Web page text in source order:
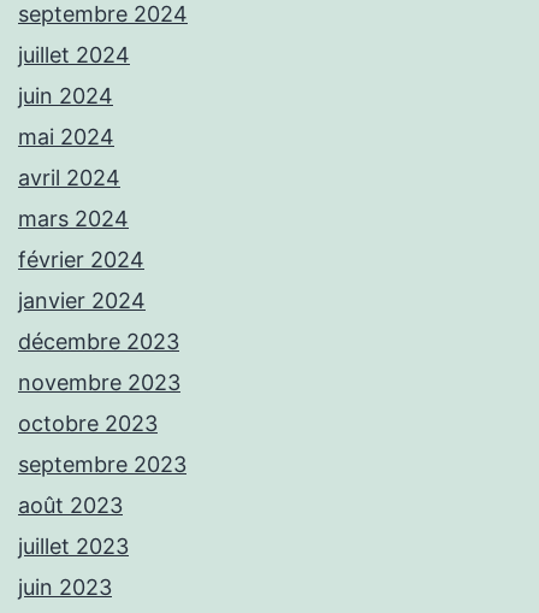
septembre 2024
juillet 2024
juin 2024
mai 2024
avril 2024
mars 2024
février 2024
janvier 2024
décembre 2023
novembre 2023
octobre 2023
septembre 2023
août 2023
juillet 2023
juin 2023